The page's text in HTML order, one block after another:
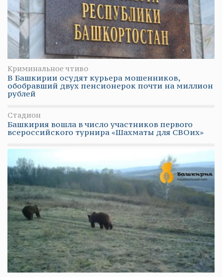
Криминальное чтиво
В Башкирии осудят курьера мошенников,
обобравший двух пенсионерок почти на миллион
рублей
Стадион
Башкирия вошла в число участников первого
всероссийского турнира «Шахматы для СВОих»